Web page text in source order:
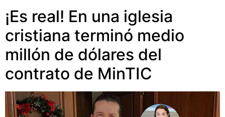
¡Es real! En una iglesia
cristiana terminó medio
millón de dólares del
contrato de MinTIC